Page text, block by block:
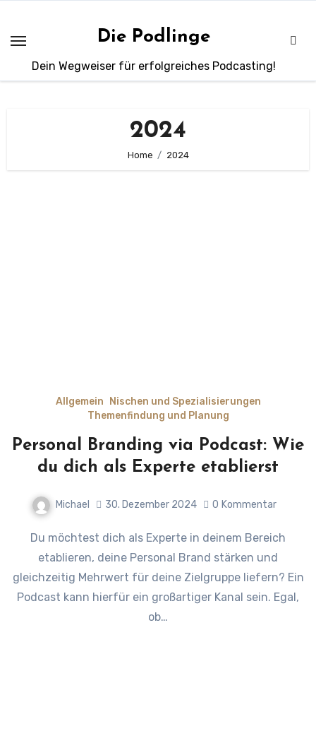
springen
Die Podlinge
Dein Wegweiser für erfolgreiches Podcasting!
2024
Home 2024
Allgemein
Nischen und Spezialisierungen
Themenfindung und Planung
Personal Branding via Podcast: Wie
du dich als Experte etablierst
Michael 30. Dezember 2024 0 Kommentar
Du möchtest dich als Experte in deinem Bereich
etablieren, deine Personal Brand stärken und
gleichzeitig Mehrwert für deine Zielgruppe liefern? Ein
Podcast kann hierfür ein großartiger Kanal sein. Egal,
ob…